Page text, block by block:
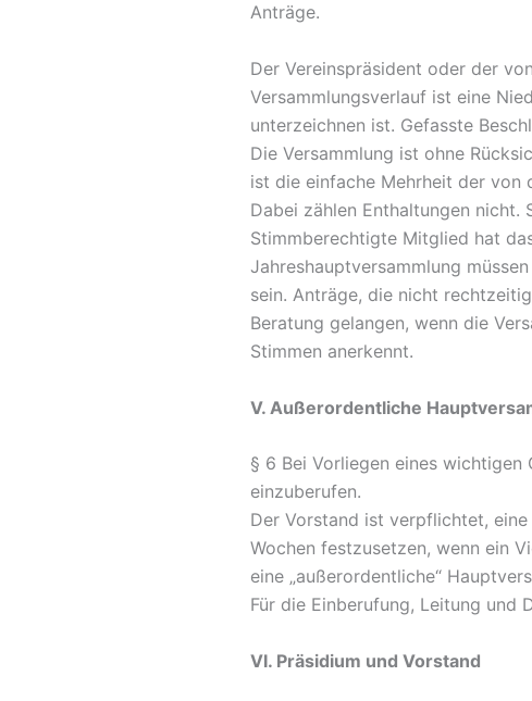
Anträge.
Der Vereinspräsident oder der
Versammlungsverlauf ist eine
unterzeichnen ist. Gefasste
Die Versammlung ist ohne
ist die einfache Mehrheit der von
Dabei zählen Enthaltungen
Stimmberechtigte Mitglied hat
Jahreshauptversammlung
sein. Anträge, die nicht
Beratung gelangen, wenn die
Stimmen anerkennt.
V. Außerordentliche
§ 6 Bei Vorliegen eines
einzuberufen.
Der Vorstand ist verpflichtet,
Wochen festzusetzen, wenn ein
eine „außerordentliche“
Für die Einberufung, Leitung und
VI. Präsidium und Vorstand